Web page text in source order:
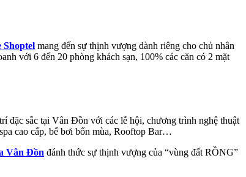
Shoptel mang đến sự thịnh vượng dành riêng cho chủ nhân
với 6 đến 20 phòng khách sạn, 100% các căn có 2 mặt
đặc sắc tại Vân Đồn với các lễ hội, chương trình nghệ thuật
cao cấp, bể bơi bốn mùa, Rooftop Bar…
Vân Đồn đánh thức sự thịnh vượng của “vùng đất RỒNG”